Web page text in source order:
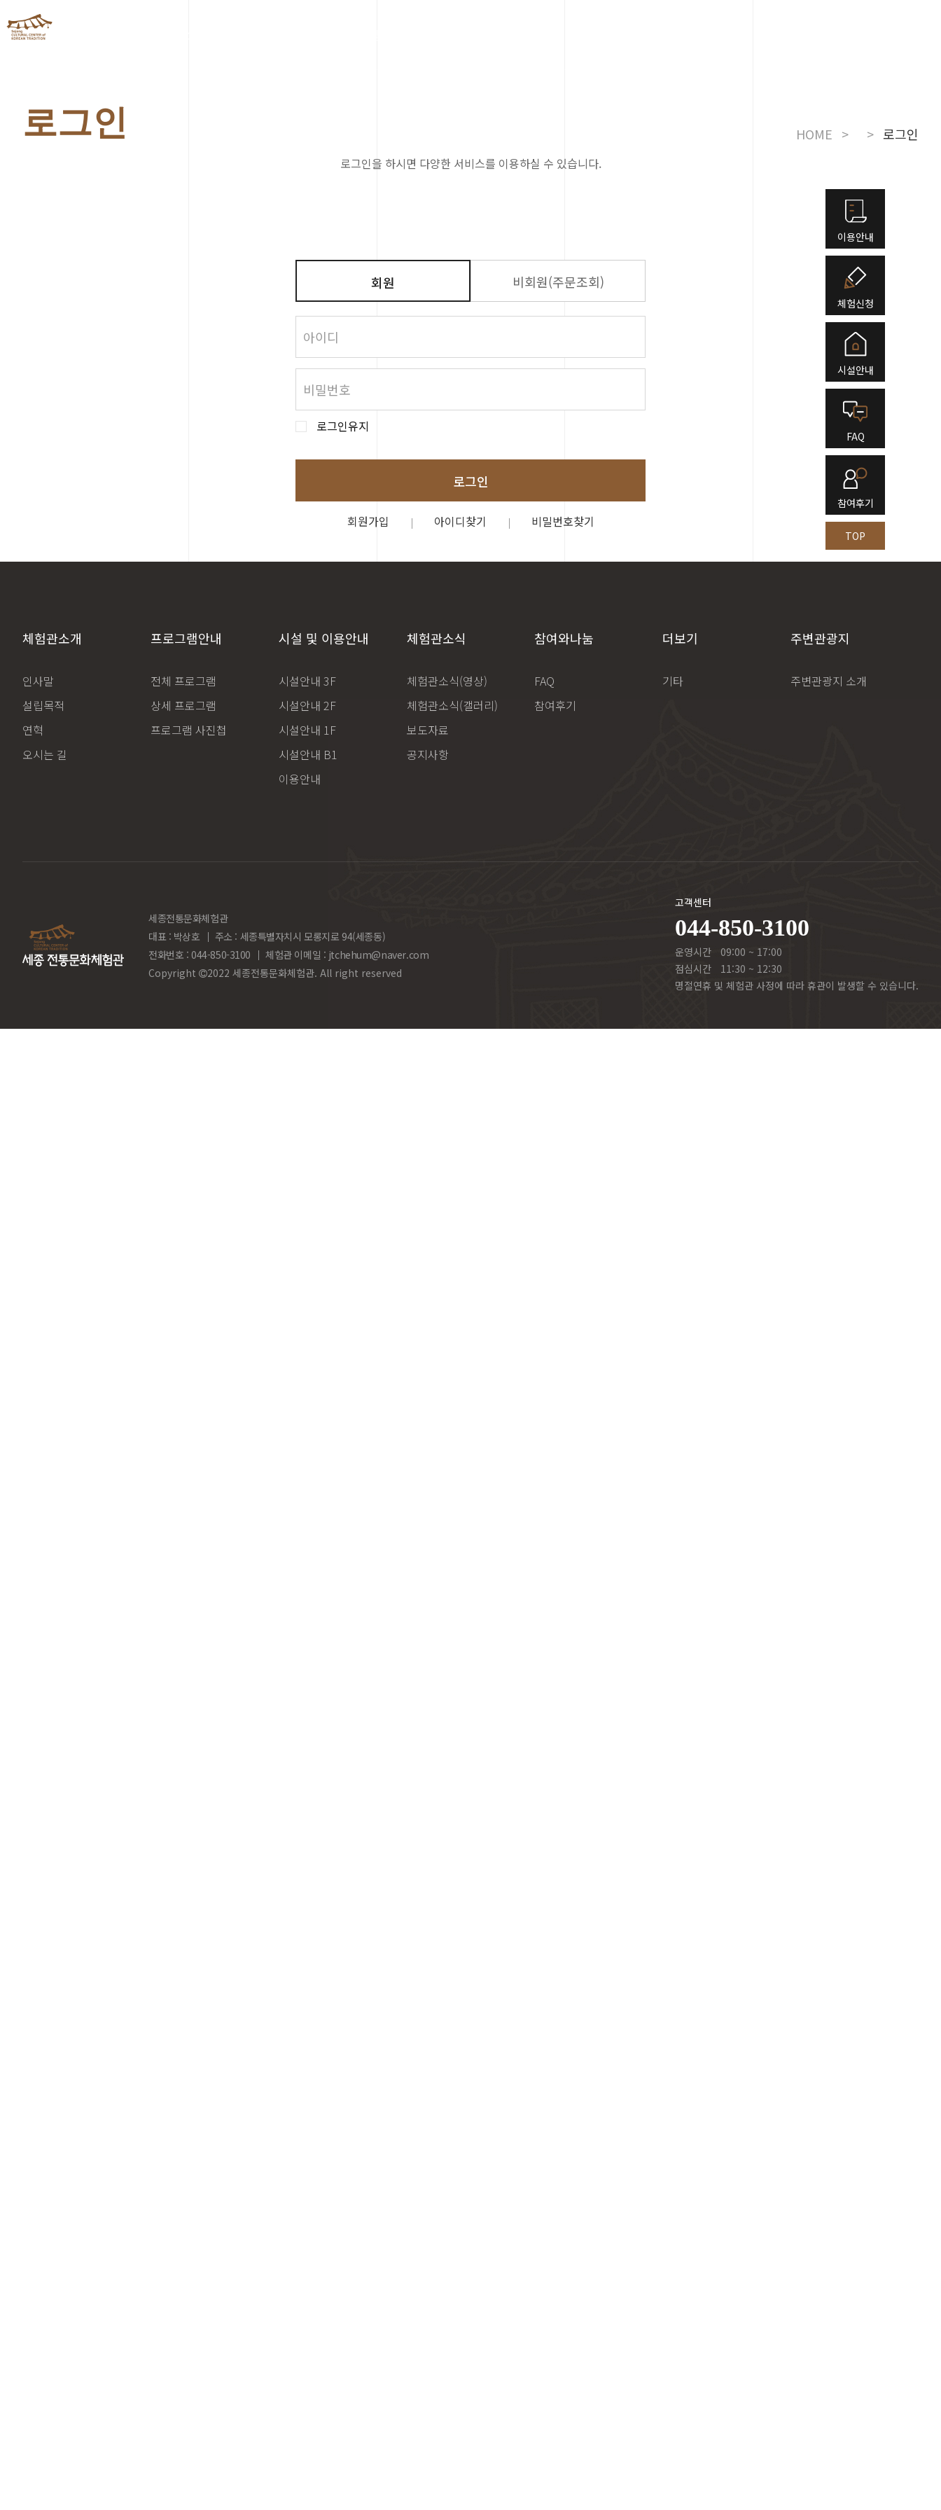
로그인 HOME > > 로그인
로그인을 하시면 다양한 서비스를 이용하실 수 있습니다.
회원 비회원(주문조회)
로그인유지
로그인
회원가입 아이디찾기 비밀번호찾기
체험관소개
인사말
설립목적
연혁
오시는 길
프로그램안내
전체 프로그램
상세 프로그램
프로그램 사진첩
시설 및 이용안내
시설안내 3F
시설안내 2F
시설안내 1F
시설안내 B1
이용안내
체험관소식
체험관소식(영상)
체험관소식(갤러리)
보도자료
공지사항
참여와나눔
FAQ
참여후기
더보기
기타
주변관광지
주변관광지 소개
세종전통문화체험관
대표 : 박상호
주소 : 세종특별자치시 모롱지로 94(세종동)
전화번호 : 044-850-3100
체험관 이메일 : jtchehum@naver.com
Copyright
2022 세종전통문화체험관. All right reserved
고객센터
044-850-3100
운영시간
09:00 ~ 17:00
점심시간
11:30 ~ 12:30
명절연휴 및 체험관 사정에 따라 휴관이 발생할 수 있습니다.
이용안내
체험신청
시설안내
FAQ
참여후기
TOP